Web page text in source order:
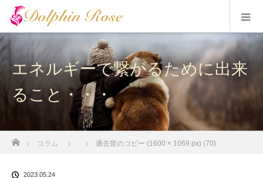
エネルギーで繋がるために出来
ること・・・
コラム 過去世のコピー (1600 × 1069 px) (70)
2023.05.24